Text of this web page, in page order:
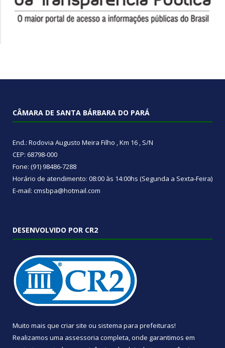
CÂMARA DE SANTA BÁRBARA DO PARÁ
End.: Rodovia Augusto Meira Filho , Km 16 , S/N
CEP: 68798-000
Fone: (91) 98486-7288
Horário de atendimento: 08:00 às 14:00hs (Segunda a Sexta-Feira)
E-mail: cmsbpa@hotmail.com
DESENVOLVIDO POR CR2
Muito mais que criar site ou sistema para prefeituras!
Realizamos uma assessoria completa, onde garantimos em